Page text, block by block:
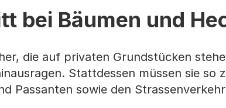
bei Bäumen und
die auf privaten Grundstücken
Stattdessen müssen sie so
Passanten sowie den